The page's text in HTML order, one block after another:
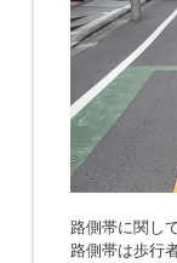
路側帯に関し
路側帯は歩行